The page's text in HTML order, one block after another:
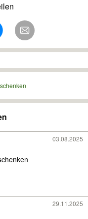
03.08.2025
29.11.2025